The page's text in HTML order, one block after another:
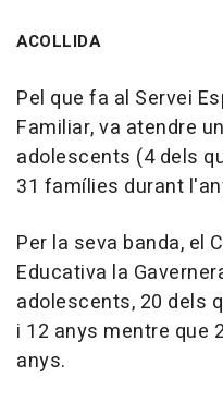
ACOLLIDA
Pel que fa al Servei
Familiar, va atendre
adolescents (4 dels
31 famílies durant
Per la seva banda, el
Educativa la
adolescents, 20 dels
i 12 anys mentre que
anys.